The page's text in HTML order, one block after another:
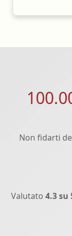
Non fidarti
Valutato 4.3 su